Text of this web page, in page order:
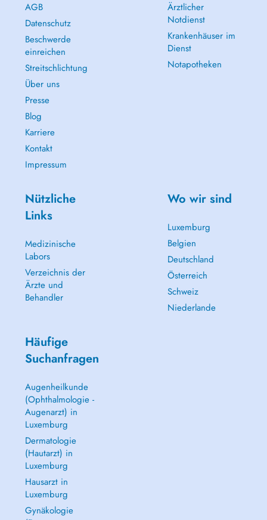
AGB
Datenschutz
Beschwerde
einreichen
Streitschlichtung
Über uns
Presse
Blog
Karriere
Kontakt
Impressum
Ärztlicher
Notdienst
Krankenhäuser im
Dienst
Notapotheken
Nützliche
Links
Medizinische
Labors
Verzeichnis der
Ärzte und
Behandler
Wo wir sind
Luxemburg
Belgien
Deutschland
Österreich
Schweiz
Niederlande
Häufige
Suchanfragen
Augenheilkunde
(Ophthalmologie -
Augenarzt) in
Luxemburg
Dermatologie
(Hautarzt) in
Luxemburg
Hausarzt in
Luxemburg
Gynäkologie